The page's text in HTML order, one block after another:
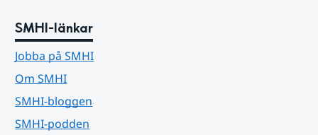
SMHI-länkar
Jobba på SMHI
Om SMHI
SMHI-bloggen
SMHI-podden